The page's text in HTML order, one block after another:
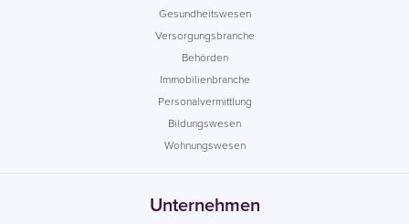
Gesundheitswesen
Versorgungsbranche
Behörden
Immobilienbranche
Personalvermittlung
Bildungswesen
Wohnungswesen
Unternehmen